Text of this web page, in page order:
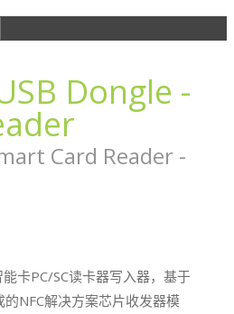
Dongle -
Card Reader -
卡PC/SC读卡器写入器，基于
NFC解决方案芯片收发器模